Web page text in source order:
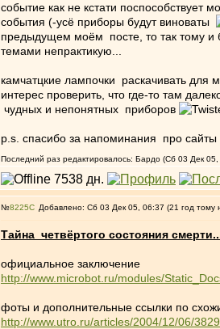
событие как не кстати
события (-усё приборы будут виноваты
предыдущем моём посте, то так тому и
темами непрактикую...
камчатцкие лампочки раскачивать для
интерес проверить, что где-то там
чудных и непонятных приборов
p.s. спасибо за напоминания про
Последний раз редактировалось: Бардо (Сб 03 Дек 05,
№8225 Добавлено: Сб 03 Дек 05, 06:37 (21 год тому
Тайна четвёртого состояния
официальное заключение
http://www.microbot.ru/modules/
фоты и дополнительные ссылки по
http://www.utro.ru/articles/2004/12/06/